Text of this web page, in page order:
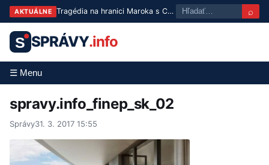
AKTUÁLNE Tragédia na hranici Maroka s Ceutou: Po masovom pokuse o prechod zomrelo približne 100 ľudí ⌕
S SPRÁVY.info
☰ Menu
spravy.info_finep_sk_02
Správy31. 3. 2017 15:55